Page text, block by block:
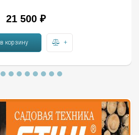
21 500 ₽
в корзину +